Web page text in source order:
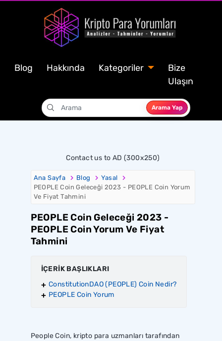
Blog Hakkında Kategoriler
Bize
Ulaşın
Arama Yap
Contact us to AD (300x250)
Ana Sayfa Blog
Yasal
PEOPLE Coin Geleceği 2023 - PEOPLE Coin Yorum
Ve Fiyat Tahmini
PEOPLE Coin Geleceği 2023 -
PEOPLE Coin Yorum Ve Fiyat
Tahmini
İÇERİK BAŞLIKLARI
ConstitutionDAO (PEOPLE) Coin Nedir?
PEOPLE Coin Yorum
People Coin, kripto para uzmanları tarafından